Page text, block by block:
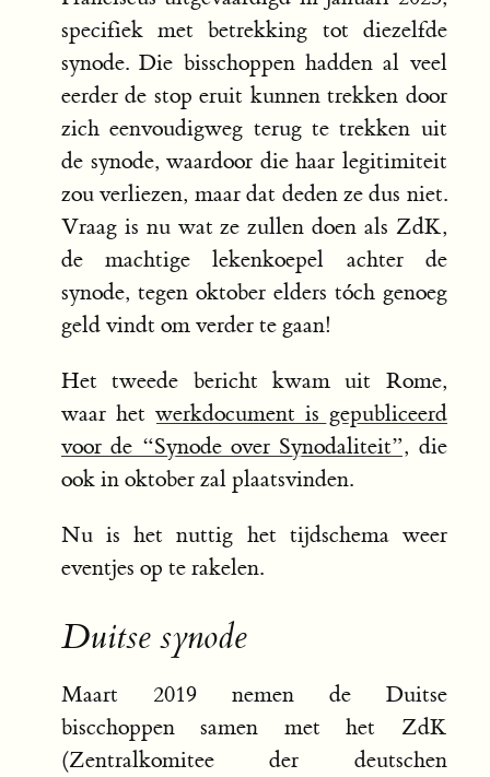
specifiek met betrekking tot diezelfde
synode. Die bisschoppen hadden al veel
eerder de stop eruit kunnen trekken door
zich eenvoudigweg terug te trekken uit
de synode, waardoor die haar legitimiteit
zou verliezen, maar dat deden ze dus niet.
Vraag is nu wat ze zullen doen als ZdK,
de machtige lekenkoepel achter de
synode, tegen oktober elders tóch genoeg
geld vindt om verder te gaan!
Het tweede bericht kwam uit Rome,
waar het werkdocument is gepubliceerd
voor de “Synode over Synodaliteit”, die
ook in oktober zal plaatsvinden.
Nu is het nuttig het tijdschema weer
eventjes op te rakelen.
Duitse synode
Maart 2019 nemen de Duitse
biscchoppen samen met het ZdK
(Zentralkomitee der deutschen